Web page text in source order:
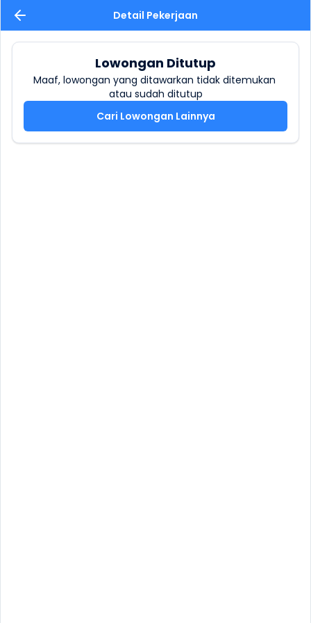
Detail Pekerjaan
Lowongan Ditutup
Maaf, lowongan yang ditawarkan tidak ditemukan
atau sudah ditutup
Cari Lowongan Lainnya